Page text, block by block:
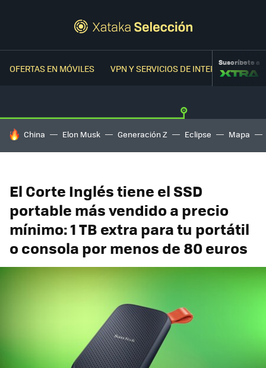
OFERTAS EN MÓVILES VPN Y SERVICIOS DE INTERNETSuscríbete a
HOY SE HABLA DE
China Elon Musk Generación Z Eclipse Mapa
El Corte Inglés tiene el SSD
portable más vendido a precio
mínimo: 1 TB extra para tu portátil
o consola por menos de 80 euros